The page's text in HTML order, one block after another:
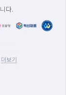
다.